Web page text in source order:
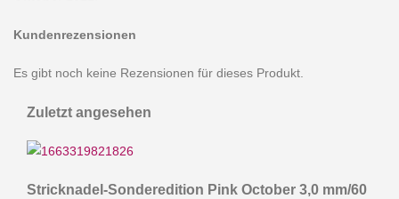
Kundenrezensionen
Es gibt noch keine Rezensionen für dieses Produkt.
Zuletzt angesehen
Stricknadel-Sonderedition Pink October 3,0 mm/60